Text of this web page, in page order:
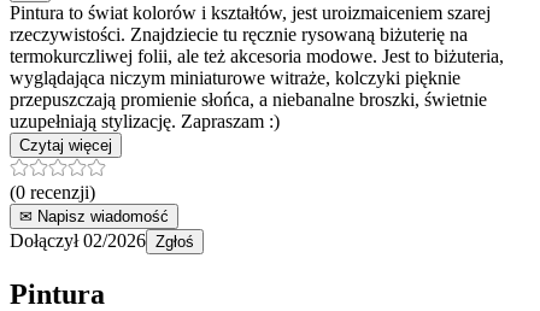
Pintura to świat kolorów i kształtów, jest uroizmaiceniem szarej
rzeczywistości. Znajdziecie tu ręcznie rysowaną biżuterię na
termokurczliwej folii, ale też akcesoria modowe. Jest to biżuteria,
wyglądająca niczym miniaturowe witraże, kolczyki pięknie
przepuszczają promienie słońca, a niebanalne broszki, świetnie
uzupełniają stylizację. Zapraszam :)
Czytaj więcej
(0 recenzji)
✉ Napisz wiadomość
Dołączył02/2026 Zgłoś
Pintura